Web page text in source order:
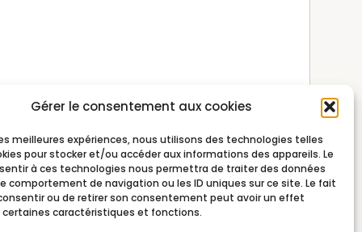
Gérer le consentement aux cookies
meilleures expériences, nous utilisons des technologies telles
pour stocker et/ou accéder aux informations des appareils. Le
à ces technologies nous permettra de traiter des données
comportement de navigation ou les ID uniques sur ce site. Le fait
ou de retirer son consentement peut avoir un effet
caractéristiques et fonctions.